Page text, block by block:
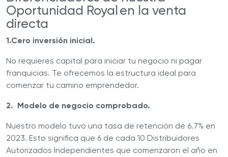
Oportunidad Royal en la venta
directa
1.Cero inversión inicial.
No requieres capital para iniciar tu negocio ni pagar
franquicias. Te ofrecemos la estructura ideal para
comenzar tu camino emprendedor.
2. Modelo de negocio comprobado.
Nuestro modelo tuvo una tasa de retención de 6.7% en
2023. Esto significa que 6 de cada 10 Distribuidores
Autorizados Independientes que comenzaron el año en